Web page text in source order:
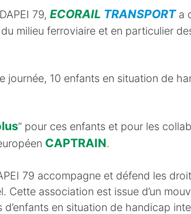
79, ECORAIL TRANSPORTa
milieu ferroviaire et en particulier
journée, 10 enfants en situation de
” pour ces enfants et pour les
CAPTRAIN.
79 accompagne et défend les
Cette association est issue d’un
d’enfants en situation de handicap